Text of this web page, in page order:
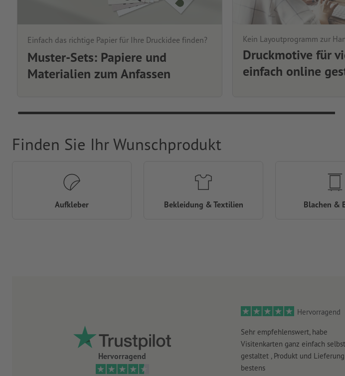
Einfach das richtige Papier für Ihre Druckidee finden?
Muster-Sets: Papiere und
Materialien zum Anfassen
Kein Layoutprogramm zur
Druckmotive für
einfach online
Hervorragend
Hervorragend
Sehr empfehlenswert, habe
Visitenkarten ganz einfach selbst
gestaltet , Produkt und Lieferung
bestens
Finden Sie Ihr Wunschprodukt
Aufkleber Bekleidung & Textilien Blachen &